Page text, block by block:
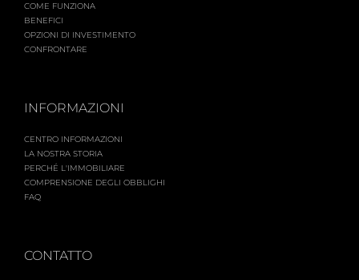
COME FUNZIONA
BENEFICI
OPZIONI DI INVESTIMENTO
CONFRONTARE
INFORMAZIONI
CENTRO INFORMAZIONI
LA NOSTRA STORIA
PERCHÉ L'IMMOBILIARE
COMPRENSIONE DEGLI OBBLIGHI
FAQ
CONTATTO